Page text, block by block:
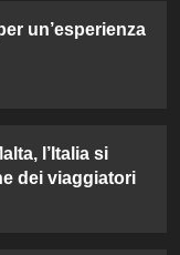
un’esperienza
l’Italia si
dei viaggiatori